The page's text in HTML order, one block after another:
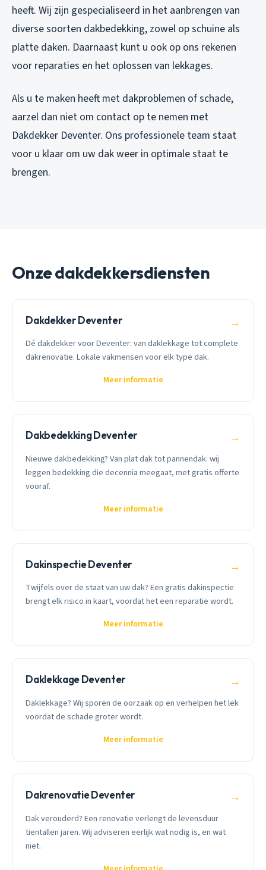
heeft. Wij zijn gespecialiseerd in het aanbrengen van
diverse soorten dakbedekking, zowel op schuine als
platte daken. Daarnaast kunt u ook op ons rekenen
voor reparaties en het oplossen van lekkages.
Als u te maken heeft met dakproblemen of schade,
aarzel dan niet om contact op te nemen met
Dakdekker Deventer. Ons professionele team staat
voor u klaar om uw dak weer in optimale staat te
brengen.
Onze dakdekkersdiensten
Dakdekker Deventer →
Dé dakdekker voor Deventer: van daklekkage tot complete
dakrenovatie. Lokale vakmensen voor elk type dak.
Meer informatie
Dakbedekking Deventer →
Nieuwe dakbedekking? Van plat dak tot pannendak: wij
leggen bedekking die decennia meegaat, met gratis offerte
vooraf.
Meer informatie
Dakinspectie Deventer →
Twijfels over de staat van uw dak? Een gratis dakinspectie
brengt elk risico in kaart, voordat het een reparatie wordt.
Meer informatie
Daklekkage Deventer →
Daklekkage? Wij sporen de oorzaak op en verhelpen het lek
voordat de schade groter wordt.
Meer informatie
Dakrenovatie Deventer →
Dak verouderd? Een renovatie verlengt de levensduur
tientallen jaren. Wij adviseren eerlijk wat nodig is, en wat
niet.